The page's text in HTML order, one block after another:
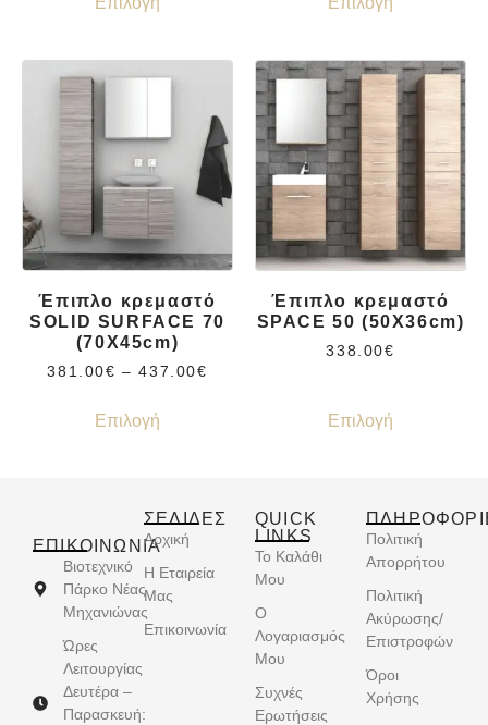
Έπιπλο κρεμαστό
SOLID SURFACE 70
(70X45cm)
381.00€ – 437.00€
Επιλογή
Έπιπλο κρεμαστό
SPACE 50 (50X36cm)
338.00€
Επιλογή
ΕΠΙΚΟΙΝΩΝΊΑ
Βιοτεχνικό
Πάρκο Νέας
Μηχανιώνας
Ώρες
Λειτουργίας
Δευτέρα –
Παρασκευή:
ΣΕΛΙΔΕΣ
Αρχική
Η Εταιρεία
Μας
Επικοινωνία
QUICK
LINKS
Το Καλάθι
Μου
Ο
Λογαριασμός
Μου
Συχνές
Ερωτήσεις
Πολιτική
Απορρήτου
Πολιτική
Ακύρωσης/
Επιστροφών
Όροι
Χρήσης